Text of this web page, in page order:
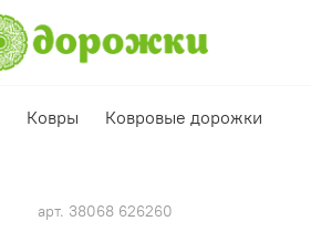
Ковры Ковровые дорожки
арт. 38068 626260